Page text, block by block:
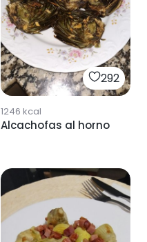
292
1246 kcal
Alcachofas al horno